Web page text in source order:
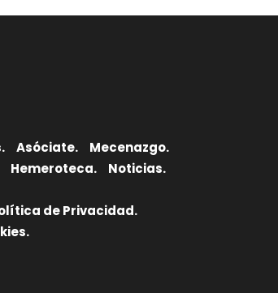
Asóciate.
Mecenazgo.
Hemeroteca.
Noticias.
de Privacidad.